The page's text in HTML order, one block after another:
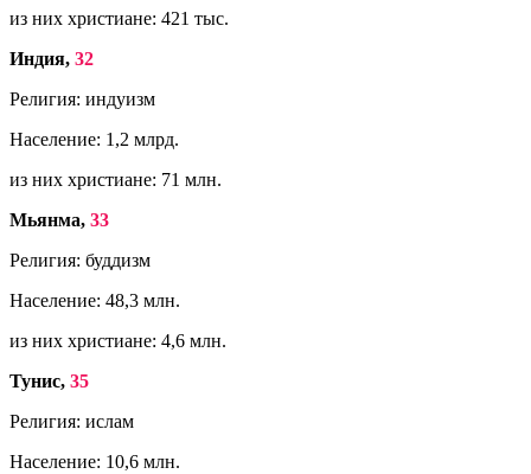
из них христиане: 421 тыс.
Индия, 32
Религия: индуизм
Население: 1,2 млрд.
из них христиане: 71 млн.
Мьянма, 33
Религия: буддизм
Население: 48,3 млн.
из них христиане: 4,6 млн.
Тунис, 35
Религия: ислам
Население: 10,6 млн.